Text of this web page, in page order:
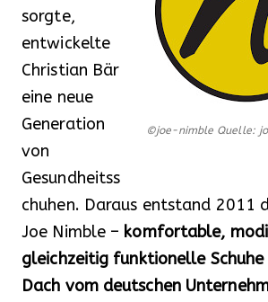
©joe-nimble Quelle:
sorgte,
entwickelte
Christian Bär
eine neue
Generation
von
Gesundheitss
chuhen. Daraus entstand 2011
Joe Nimble – komfortable,
gleichzeitig funktionelle
Dach vom deutschen